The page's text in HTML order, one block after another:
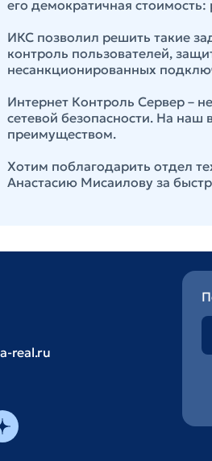
его демократичная
ИКС позволил решить такие
контроль пользователей,
несанкционированных
Интернет Контроль Сервер –
сетевой безопасности. На наш
преимуществом.
Хотим поблагодарить отдел
Анастасию Мисаилову за
real.ru